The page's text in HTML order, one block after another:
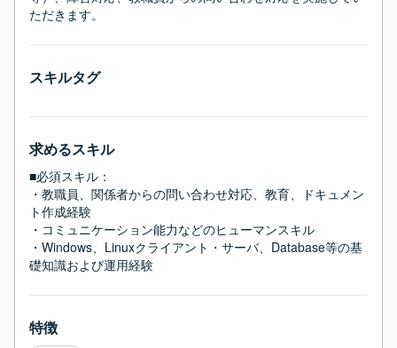
ただきます。
スキルタグ
求めるスキル
■必須スキル：
・教職員、関係者からの問い合わせ対応、教育、ドキュメン
ト作成経験
・コミュニケーション能力などのヒューマンスキル
・Windows、Linuxクライアント・サーバ、Database等の基
礎知識および運用経験
特徴